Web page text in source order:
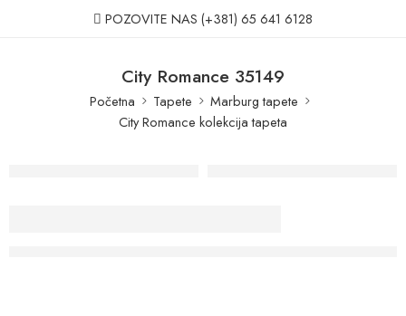
POZOVITE NAS (+381) 65 641 6128
City Romance 35149
Početna Tapete
Marburg tapete
City Romance kolekcija tapeta